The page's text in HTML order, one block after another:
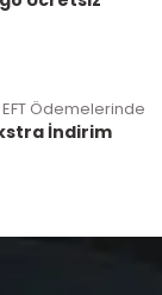
Ödemelerinde
İndirim